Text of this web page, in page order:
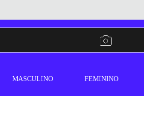
MASCULINO FEMININO